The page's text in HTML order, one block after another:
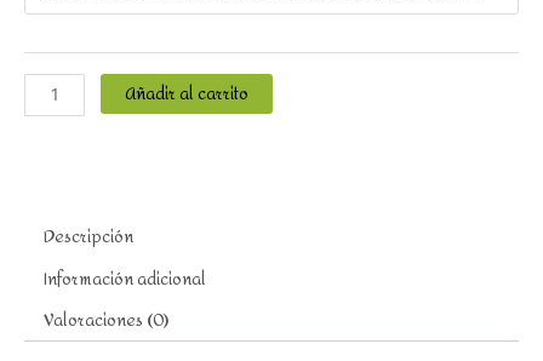
Añadir al carrito
Descripción
Información adicional
Valoraciones (0)